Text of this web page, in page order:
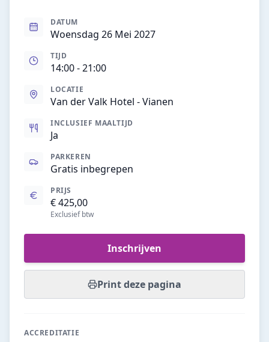
DATUM
Woensdag 26 Mei 2027
TIJD
14:00- 21:00
LOCATIE
Van der Valk Hotel - Vianen
INCLUSIEF MAALTIJD
Ja
PARKEREN
Gratis inbegrepen
PRIJS
€ 425,00
Exclusief btw
Inschrijven
Print deze pagina
ACCREDITATIE